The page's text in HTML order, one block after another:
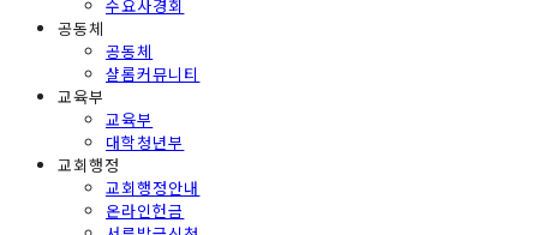
수요사경회
공동체
공동체
샬롬커뮤니티
교육부
교육부
대학청년부
교회행정
교회행정안내
온라인헌금